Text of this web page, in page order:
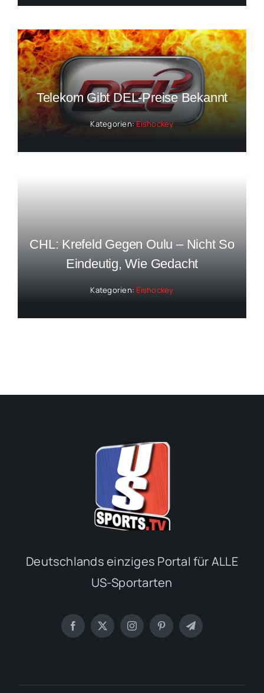
Telekom Gibt DEL-Preise Bekannt
Kategorien:Eishockey
CHL: Krefeld Gegen Oulu – Nicht So
Eindeutig, Wie Gedacht
Kategorien: Eishockey
Deutschlands einziges Portal für ALLE
US-Sportarten